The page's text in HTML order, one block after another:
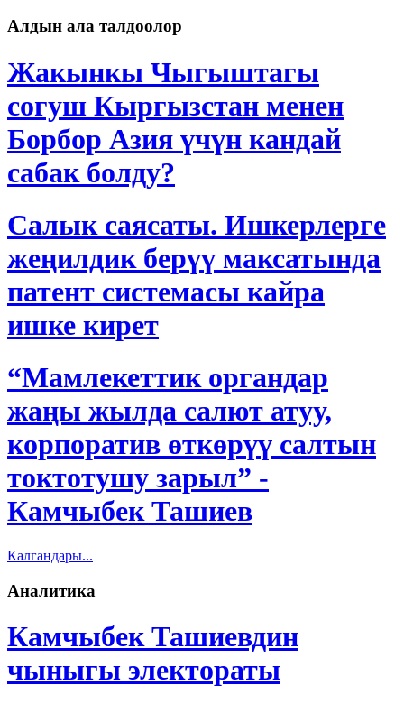
Алдын ала талдоолор
Жакынкы Чыгыштагы
согуш Кыргызстан менен
Борбор Азия үчүн кандай
сабак болду?
Салык саясаты. Ишкерлерге
жеңилдик берүү максатында
патент системасы кайра
ишке кирет
“Мамлекеттик органдар
жаңы жылда салют атуу,
корпоратив өткөрүү салтын
токтотушу зарыл” -
Камчыбек Ташиев
Калгандары...
Аналитика
Камчыбек Ташиевдин
чыныгы электораты